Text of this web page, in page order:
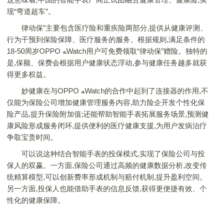
现“弯道超车”。
律动保”主要包含医疗险和重疾险两部分,提供从健康评测、
行为干预到保险保障、医疗服务的服务。根据规则,满足条件的
18-50周岁OPPO ﻪWatch用户可免费领取“律动保”赠险。独特的
是,保额、保费会根据用户健康状态浮动,参与健康任务越多就获
得更多权益。
妙健康在与OPPO ﻪWatch的合作中起到了连接器的作用,不
仅能为保险公司增加健康管理服务内容,助力险企开发个性化保
险产品,提升保险附加值;还能帮助智能手表拓展服务场景,预测健
康风险形成服务闭环,提供便利的医疗健康支援,为用户发病治疗
争取宝贵时间。
可以说这种结合智能手表的投保模式,实现了保险公司与投
保人的双赢。一方面,保险公司通过高频的健康数据分析,改变传
统精算模型,可以创新费率形成机制与赔付机制,提升盈利空间。
另一方面,投保人也能借助手表的信息反馈,获得更便捷有效、个
性化的健康保障。